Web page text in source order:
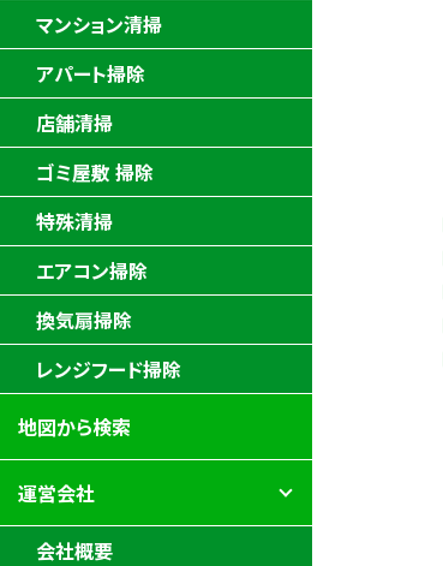
マンション清掃
アパート掃除
店舗清掃
ゴミ屋敷 掃除
特殊清掃
エアコン掃除
換気扇掃除
レンジフード掃除
地図から検索
運営会社
会社概要